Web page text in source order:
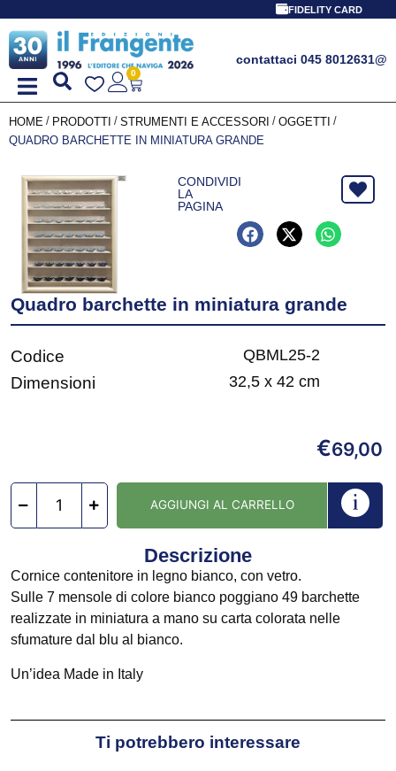
PROMO
FIDELITY CARD
contattaci 045 8012631@
0
HOME / PRODOTTI / STRUMENTI E ACCESSORI / OGGETTI /
QUADRO BARCHETTE IN MINIATURA GRANDE
CONDIVIDI
LA
PAGINA
Quadro barchette in miniatura grande
Codice QBML25-2
Dimensioni 32,5 x 42 cm
€69,00
AGGIUNGI AL CARRELLO
Descrizione
Cornice contenitore in legno bianco, con vetro.
Sulle 7 mensole di colore bianco poggiano 49 barchette
realizzate in miniatura a mano su carta colorata nelle
sfumature dal blu al bianco.
Un’idea Made in Italy
Ti potrebbero interessare